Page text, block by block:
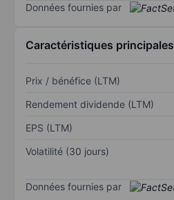
Données fournies par
Caractéristiques principales
Prix / bénéfice (LTM)
Rendement dividende (LTM)
EPS (LTM)
Volatilité (30 jours)
Données fournies par